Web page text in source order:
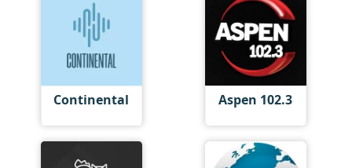
Continental Aspen 102.3